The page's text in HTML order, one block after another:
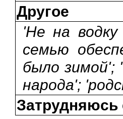
Другое
'Не на
семью
было зимой';
народа';
Затрудняюсь